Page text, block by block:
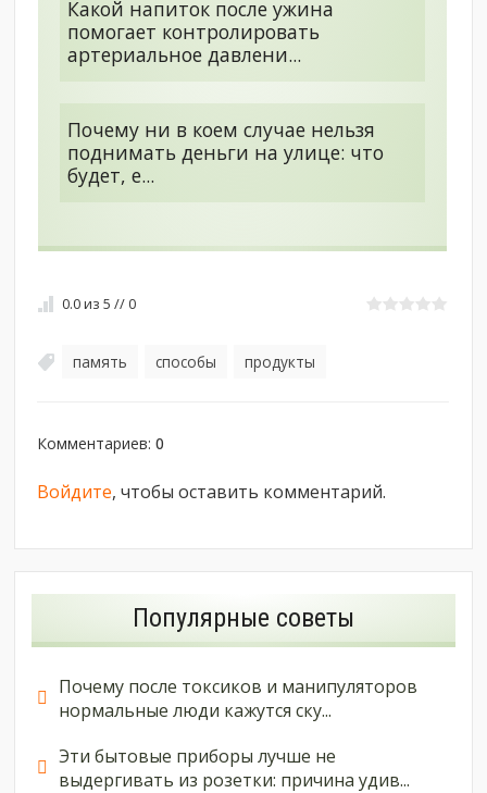
Какой напиток после ужина
помогает контролировать
артериальное давлени...
Почему ни в коем случае нельзя
поднимать деньги на улице: что
будет, е...
0.0из5 // 0
память способы продукты
Комментариев:0
Войдите, чтобы оставить комментарий.
Популярные советы
Почему после токсиков и манипуляторов
нормальные люди кажутся ску...
Эти бытовые приборы лучше не
выдергивать из розетки: причина удив...